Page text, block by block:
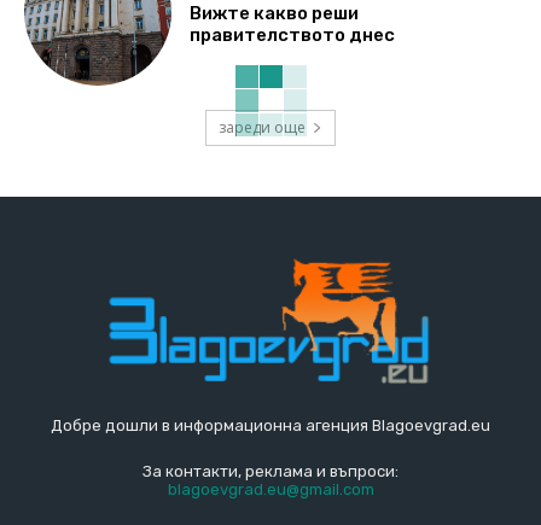
Вижте какво реши
правителството днес
зареди още
Добре дошли в информационна агенция Blagoevgrad.eu
За контакти, реклама и въпроси:
blagoevgrad.eu@gmail.com